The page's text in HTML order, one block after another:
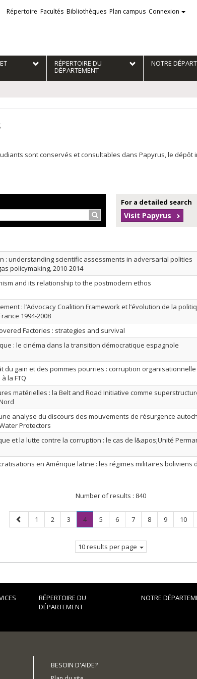
Liens
externes
Répertoire Facultés Bibliothèques Plan campus Connexion
RÉPERTOIRE DU
DÉPARTEMENT
NOTRE
sont conservés et consultables dans Papyrus, le
Search…
For a detailed search
Visit Papyrus
: understanding scientific assessments in adversarial polities
policymaking, 2010-2014
and its relationship to the postmodern ethos
: l’Advocacy Coalition Framework et l’évolution de la
1994-2008
Factories : strategies and survival
: le cinéma dans la transition démocratique espagnole
du gain et des pommes pourries : corruption
la FTQ
matérielles : la Belt and Road Initiative comme
analyse du discours des mouvements de résurgence
Protectors
et la lutte contre la corruption : le cas de l&apos;Unité
en Amérique latine : les régimes militaires boliviens
Number of results : 840
Previous
page
Page
1 Page
2 Page
3 Page
4.
Current
Page
5 Page
6 Page
7 Page
8 Page
9 Page
10
10 results per page
RÉPERTOIRE DU
DÉPARTEMENT
NOTRE
BESOIN D'AIDE?